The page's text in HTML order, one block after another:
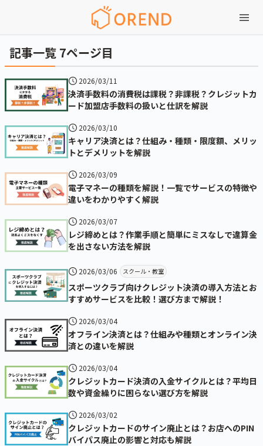
記事一覧 7ページ目
2026/03/11
決済手数料の消費税は課税？非課税？クレジットカ
ード加盟店手数料の扱いと仕訳を解説
2026/03/10
キャリア決済とは？仕組み・種類・限度額、メリッ
トとデメリットを解説
2026/03/09
電子マネーの種類を解説！一覧でサービスの特徴や
違いをわかりやすく解説
2026/03/07
レジ締めとは？作業手順と簡単にミスなしで違算金
を出さない方法を解説
2026/03/06 スクール・教室
スポーツクラブ向けクレジット決済の導入方法とお
すすめサービスを比較！選び方まで解説！
2026/03/04
オフライン決済とは？仕組みや種類とオンライン決
済との違いを解説
2026/03/04
クレジットカード決済の入金サイクルとは？平均日
数や資金繰りに困らない選び方を解説
2026/03/02
クレジットカードのサイン廃止とは？お店へのPIN
バイパス廃止の影響と対応も解説